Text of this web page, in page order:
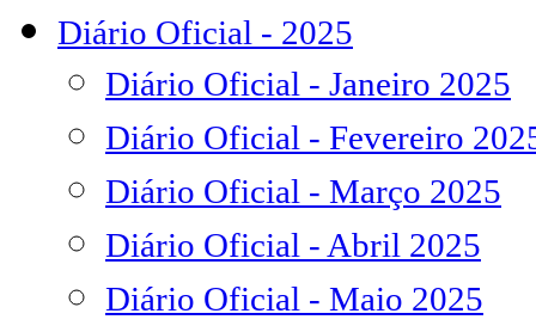
Diário Oficial - 2025
Diário Oficial - Janeiro 2025
Diário Oficial - Fevereiro
Diário Oficial - Março 2025
Diário Oficial - Abril 2025
Diário Oficial - Maio 2025